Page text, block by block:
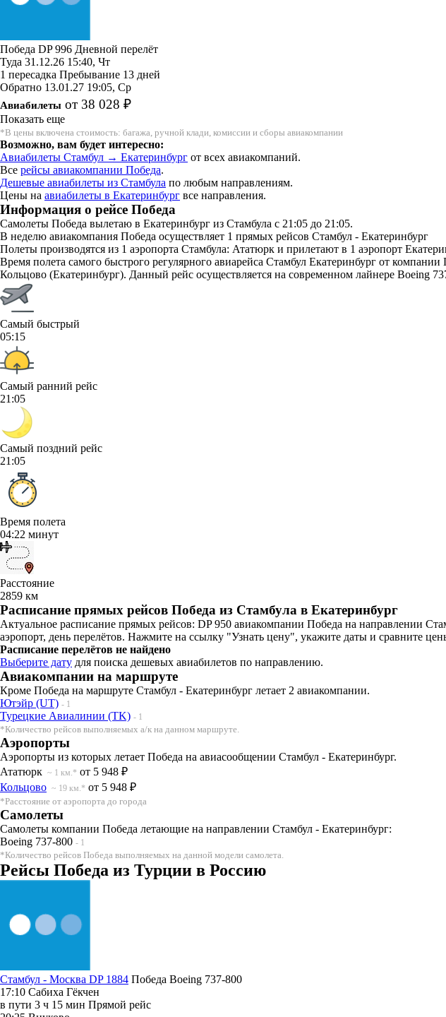
Победа DP 996 Дневной перелёт
Туда 31.12.26 15:40, Чт
1 пересадка Пребывание 13 дней
Обратно 13.01.27 19:05, Ср
Авиабилеты от 38 028 ₽
Показать еще
*В цены включена стоимость: багажа, ручной клади, комиссии и сборы авиакомпании
Возможно, вам будет интересно:
Авиабилеты Стамбул → Екатеринбург от всех авиакомпаний.
Все рейсы авиакомпании Победа.
Дешевые авиабилеты из Стамбула по любым направлениям.
Цены на авиабилеты в Екатеринбург все направления.
Информация о рейсе Победа
Самолеты Победа вылетаю в Екатеринбург из Стамбула с 21:05 до 21:05.
В неделю авиакомпания Победа осуществляет 1 прямых рейсов Стамбул - Екатеринбург
Полеты производятся из 1 аэропорта Стамбула: Ататюрк и прилетают в 1 аэропорт
Время полета самого быстрого регулярного авиарейса Стамбул Екатеринбург от
Кольцово (Екатеринбург). Данный рейс осуществляется на современном лайнере Boeing
Самый быстрый
05:15
Самый ранний рейс
21:05
Самый поздний рейс
21:05
Время полета
04:22 минут
Расстояние
2859 км
Расписание прямых рейсов Победа из Стамбула в Екатеринбург
Актуальное расписание прямых рейсов: DP 950 авиакомпании Победа на направлении
аэропорт, день перелётов. Нажмите на ссылку "Узнать цену", укажите даты и сравните
Расписание перелётов не найдено
Выберите дату для поиска дешевых авиабилетов по направлению.
Авиакомпании на маршруте
Кроме Победа на маршруте Стамбул - Екатеринбург летает 2 авиакомпании.
Ютэйр (UT) - 1
Турецкие Авиалинии (TK) - 1
*Количество рейсов выполняемых а/к на данном маршруте.
Аэропорты
Аэропорты из которых летает Победа на авиасообщении Стамбул - Екатеринбург.
Ататюрк ~ 1 км.* от 5 948 ₽
Кольцово ~ 19 км.* от 5 948 ₽
*Расстояние от аэропорта до города
Самолеты
Самолеты компании Победа летающие на направлении Стамбул - Екатеринбург:
Boeing 737-800 - 1
*Количество рейсов Победа выполняемых на данной модели самолета.
Рейсы Победа из Турции в Россию
Стамбул - Москва DP 1884 Победа Boeing 737-800
17:10 Сабиха Гёкчен
в пути 3 ч 15 мин Прямой рейс